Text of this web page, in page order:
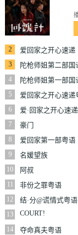
2
爱回家之开心速递
3
陀枪师姐第二部国
4
陀枪师姐第一部国
5
爱回家之开心速递
语
6
爱·回家之开心速递
7
豪门
8
爱回家第一部粤语
9
名媛望族
10
阿叔
11
非份之罪粤语
12
结·分@谎情式粤语
13
COURT!
14
夺命真夫粤语